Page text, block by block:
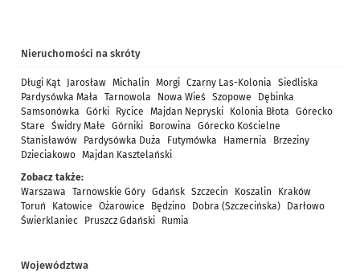
Nieruchomości na skróty
Długi Kąt Jarosław Michalin Morgi Czarny Las-Kolonia
Siedliska
Pardysówka Mała
Tarnowola Nowa Wieś Szopowe
Dębinka
Samsonówka
Górki Rycice Majdan Nepryski Kolonia Błota
Górecko
Stare
Świdry Małe Górniki Borowina
Górecko Kościelne
Stanisławów
Pardysówka Duża Futymówka Hamernia
Brzeziny
Dzieciakowo Majdan Kasztelański
Zobacz także:
Warszawa
Tarnowskie Góry Gdańsk Szczecin Koszalin
Kraków
Toruń
Katowice Ożarowice Będzino Dobra (Szczecińska)
Darłowo
Świerklaniec
Pruszcz Gdański Rumia
Województwa